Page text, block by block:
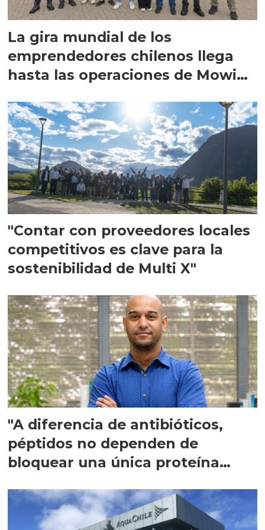
La gira mundial de los
emprendedores chilenos llega
hasta las operaciones de Mowi
"Contar con proveedores locales
competitivos es clave para la
sostenibilidad de Multi X"
"A diferencia de antibióticos,
péptidos no dependen de
bloquear una única proteína